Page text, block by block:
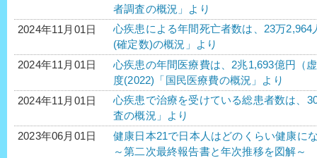
者調査の概況」より
2024年11月01日
心疾患による年間死亡者数は、23万
(確定数)の概況」より
2024年11月01日
心疾患の年間医療費は、2兆1,693億円（
度(2022)「国民医療費の概況」より
2024年11月01日
心疾患で治療を受けている総患者数は、
査の概況」より
2023年06月01日
健康日本21で日本人はどのくらい健康に
～第二次最終報告書と年次推移を図解～